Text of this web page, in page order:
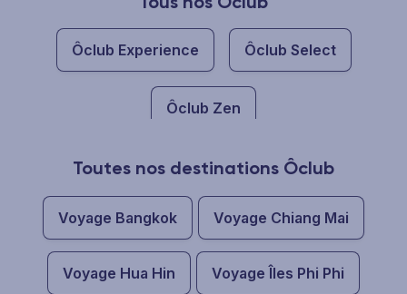
Ôclub Experience Ôclub Select
Ôclub Zen
Toutes nos destinations Ôclub
Voyage Bangkok Voyage Chiang Mai
Voyage Hua Hin Voyage Îles Phi Phi